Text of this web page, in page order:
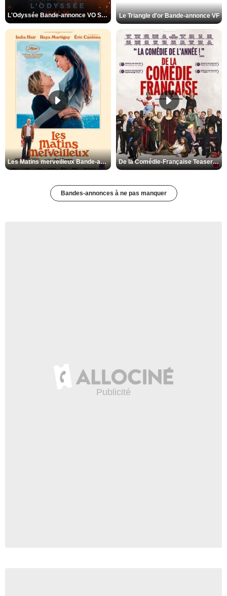
L'Odyssée Bande-annonce VO STFR Le Triangle d'or Bande-annonce VF
Les Matins merveilleux Bande-annonce VF De la Comédie-Française Teaser VF
Bandes-annonces à ne pas manquer